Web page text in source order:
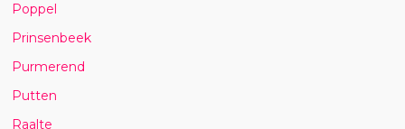
Poppel
Prinsenbeek
Purmerend
Putten
Raalte